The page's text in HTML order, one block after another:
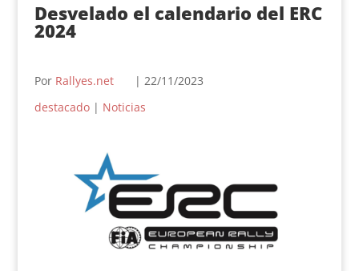
Desvelado el calendario del ERC
2024
Por Rallyes.net
| 22/11/2023
destacado| Noticias